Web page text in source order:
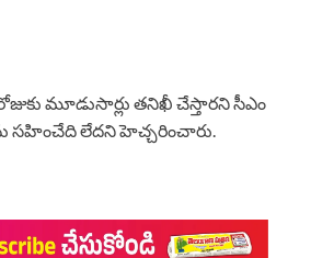
మూడుసార్లు తనిఖీ చేస్తారని సీఎం
సహించేది లేదని హెచ్చరించారు.